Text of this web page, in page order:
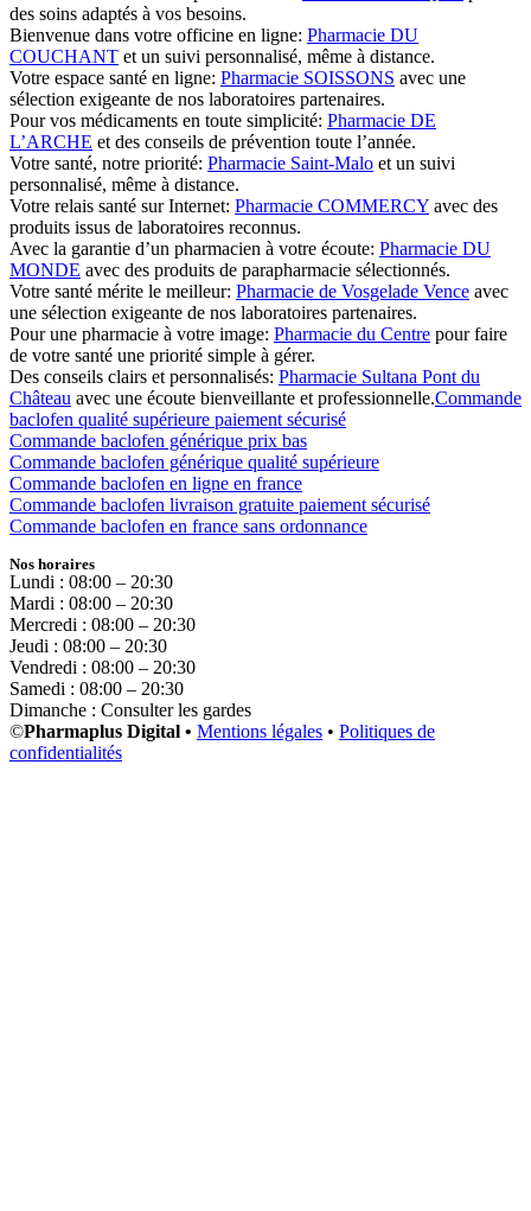
des soins adaptés à vos besoins.
Bienvenue dans votre officine en ligne: Pharmacie DU
COUCHANT et un suivi personnalisé, même à distance.
Votre espace santé en ligne: Pharmacie SOISSONS avec une
sélection exigeante de nos laboratoires partenaires.
Pour vos médicaments en toute simplicité: Pharmacie DE
L’ARCHE et des conseils de prévention toute l’année.
Votre santé, notre priorité: Pharmacie Saint-Malo et un suivi
personnalisé, même à distance.
Votre relais santé sur Internet: Pharmacie COMMERCY avec des
produits issus de laboratoires reconnus.
Avec la garantie d’un pharmacien à votre écoute: Pharmacie DU
MONDE avec des produits de parapharmacie sélectionnés.
Votre santé mérite le meilleur: Pharmacie de Vosgelade Vence avec
une sélection exigeante de nos laboratoires partenaires.
Pour une pharmacie à votre image: Pharmacie du Centre pour faire
de votre santé une priorité simple à gérer.
Des conseils clairs et personnalisés: Pharmacie Sultana Pont du
Château avec une écoute bienveillante et professionnelle.Commande
baclofen qualité supérieure paiement sécurisé
Commande baclofen générique prix bas
Commande baclofen générique qualité supérieure
Commande baclofen en ligne en france
Commande baclofen livraison gratuite paiement sécurisé
Commande baclofen en france sans ordonnance
Nos horaires
Lundi : 08:00 – 20:30
Mardi : 08:00 – 20:30
Mercredi : 08:00 – 20:30
Jeudi : 08:00 – 20:30
Vendredi : 08:00 – 20:30
Samedi : 08:00 – 20:30
Dimanche : Consulter les gardes
©Pharmaplus Digital • Mentions légales • Politiques de
confidentialités